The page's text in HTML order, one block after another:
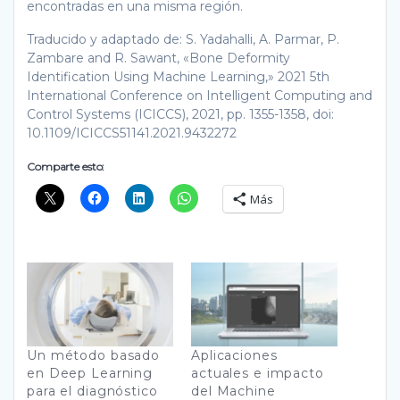
encontradas en una misma región.
Traducido y adaptado de: S. Yadahalli, A. Parmar, P.
Zambare and R. Sawant, «Bone Deformity
Identification Using Machine Learning,» 2021 5th
International Conference on Intelligent Computing and
Control Systems (ICICCS), 2021, pp. 1355-1358, doi:
10.1109/ICICCS51141.2021.9432272
Comparte esto:
Más
Un método basado
en Deep Learning
para el diagnóstico
Aplicaciones
actuales e impacto
del Machine